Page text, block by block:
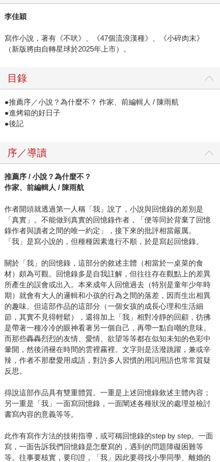
李佳穎
寫作小說，著有《不吠》、《47個流浪漢種》、《小碎肉末》
（新版將由自轉星球於2025年上市）。
目錄
●推薦序／小說？為什麼不？ 作家、前編輯人 / 陳雨航
●進烤箱的好日子
●後記
序／導讀
推薦序 / 小說？為什麼不？
作家、前編輯人 / 陳雨航
作者開頭就透過第一人稱「我」說了，小說與回憶錄的差別是
「真實」。不能做到真實的回憶錄作者，「便等同於背棄了回憶
錄作者與讀者之間的唯一約定」，接下來的批評相當嚴厲。
「我」是寫小說的，但種種因素進行不順，於是寫起回憶錄。
關於「我」的回憶錄，這部分的敘述主體（相當於一桌菜的食
材）頗為可觀。回憶錄多是自我註解，但往往存在觀點上的差異
所產生的誤會或出入。本來成年人回憶過去（特別是童年少年時
期）就會有大人的邏輯和小孩的行為之間的落差，因而生出相異
的趣味。但這部作品的這部分（一個女孩的成長心理和生活細
節，其實不見得輕鬆），還得加上「我」相對冷靜的回顧，彷彿
是帶著一種冷冷的眼神看著另一個自己，再帶一點自嘲的意味。
而那些轟轟烈烈的友情、愛情、欲望等等都在似知未知的色彩中
暈開，然後消褪在時間的雲裡霧裡。文字則是活潑跳躍，兼或辛
辣，作者不那麼愛用成語，對許多人習慣的用詞用語也常常質疑
反思。
得說這部作品具有雙重體質。一重是上述回憶錄敘述主體內容；
另一重是「我」一面寫回憶錄，一面闡述各種狀況的處理並檢討
書寫內容的意義等等。
此作有寫作方法的技術指導，或可稱回憶錄的step by step。一面
寫，一面告訴我們回憶錄是怎麼寫的，遇到的問題障礙困難等
等。往事要核實，要印證，「我」因此要尋找小學同學、離婚的